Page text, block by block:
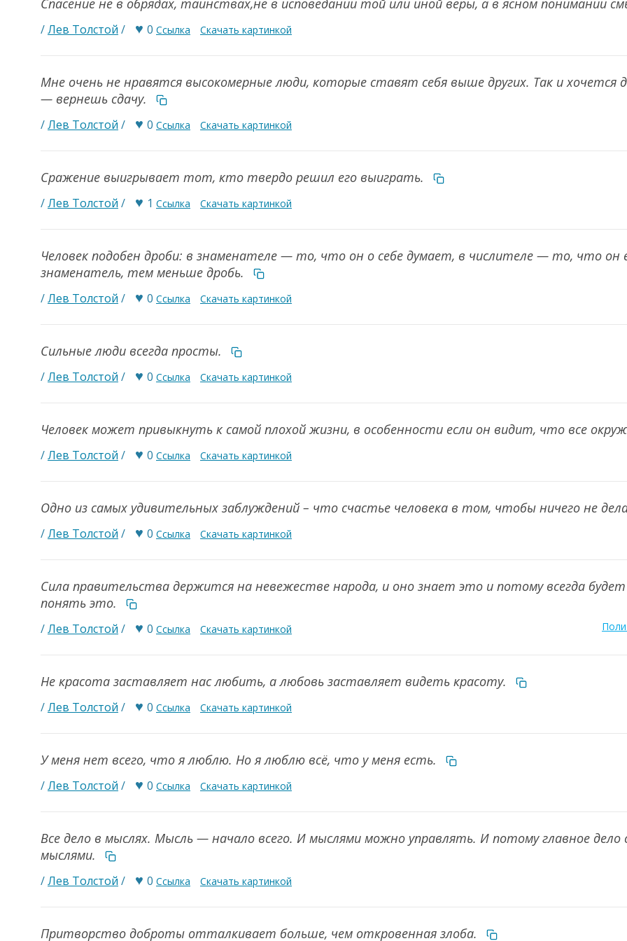
Спасение не в обрядах, таинствах,не в исповедании той или иной веры, а в ясном понимании
/Лев Толстой / ♥ 0 Ссылка Скачать картинкой
Мне очень не нравятся высокомерные люди, которые ставят себя выше других. Так и хочется
— вернешь сдачу.
/Лев Толстой / ♥ 0 Ссылка Скачать картинкой
Сражение выигрывает тот, кто твердо решил его выиграть.
/Лев Толстой / ♥ 1 Ссылка Скачать картинкой
Человек подобен дроби: в знаменателе — то, что он о себе думает, в числителе — то, что он
знаменатель, тем меньше дробь.
/Лев Толстой / ♥ 0 Ссылка Скачать картинкой
Сильные люди всегда просты.
/Лев Толстой / ♥ 0 Ссылка Скачать картинкой
Человек может привыкнуть к самой плохой жизни, в особенности если он видит, что все
/Лев Толстой / ♥ 0 Ссылка Скачать картинкой
Одно из самых удивительных заблуждений – что счастье человека в том, чтобы ничего не
/Лев Толстой / ♥ 0 Ссылка Скачать картинкой
Сила правительства держится на невежестве народа, и оно знает это и потому всегда
понять это.
/Лев Толстой / ♥ 0 Ссылка Скачать картинкой
Не красота заставляет нас любить, а любовь заставляет видеть красоту.
/Лев Толстой / ♥ 0 Ссылка Скачать картинкой
У меня нет всего, что я люблю. Но я люблю всё, что у меня есть.
/Лев Толстой / ♥ 0 Ссылка Скачать картинкой
Все дело в мыслях. Мысль — начало всего. И мыслями можно управлять. И потому главное
мыслями.
/Лев Толстой / ♥ 0 Ссылка Скачать картинкой
Притворство доброты отталкивает больше, чем откровенная злоба.